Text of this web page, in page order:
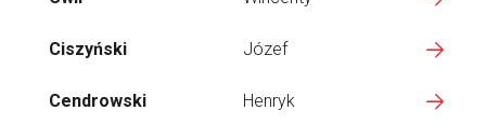
Ciszyński Józef
Cendrowski Henryk